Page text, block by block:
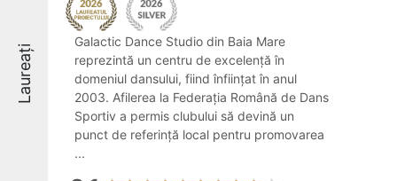
Laureați
Galactic Dance Studio din Baia Mare
reprezintă un centru de excelență în
domeniul dansului, fiind înființat în anul
2003. Afilerea la Federația Română de Dans
Sportiv a permis clubului să devină un
punct de referință local pentru promovarea
...